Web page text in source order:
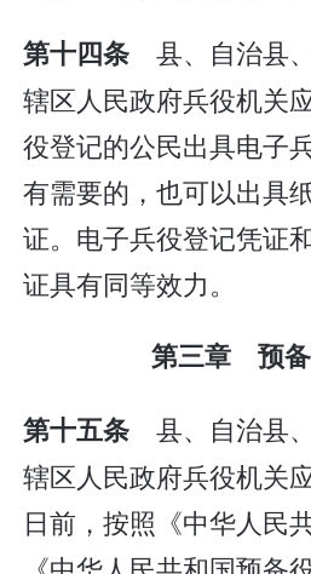
第十四条县、自治县
辖区人民政府兵役机关
役登记的公民出具电子
有需要的，也可以出具
证。电子兵役登记凭证
证具有同等效力。
第三章 预
第十五条县、自治县
辖区人民政府兵役机关
日前，按照《中华人民